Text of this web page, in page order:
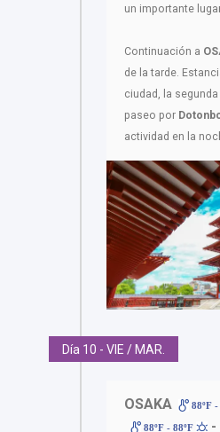
un importante
Continuación a
de la tarde.
ciudad, la
paseo por
actividad en la
Día 10 - VIE / MAR.
OSAKA 88ºF
88ºF - 88ºF -